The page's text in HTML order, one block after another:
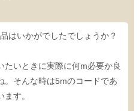
はいかがでしたでしょうか？
たいときに実際に何m必要か良
。そんな時は5mのコードであ
す。